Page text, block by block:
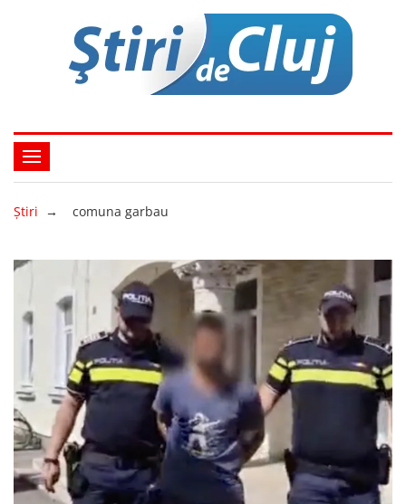
Ştiri → comuna garbau